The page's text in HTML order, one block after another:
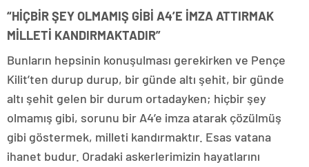
“HİÇBİR ŞEY OLMAMIŞ GİBİ A4’E İMZA ATTIRMAK
MİLLETİ KANDIRMAKTADIR”
Bunların hepsinin konuşulması gerekirken ve Pençe
Kilit’ten durup durup, bir günde altı şehit, bir günde
altı şehit gelen bir durum ortadayken; hiçbir şey
olmamış gibi, sorunu bir A4’e imza atarak çözülmüş
gibi göstermek, milleti kandırmaktır. Esas vatana
ihanet budur. Oradaki askerlerimizin hayatlarını